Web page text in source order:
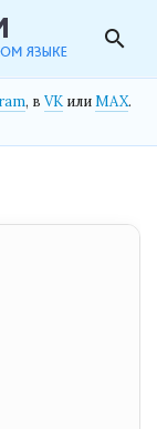
search
, в VK илиMAX.